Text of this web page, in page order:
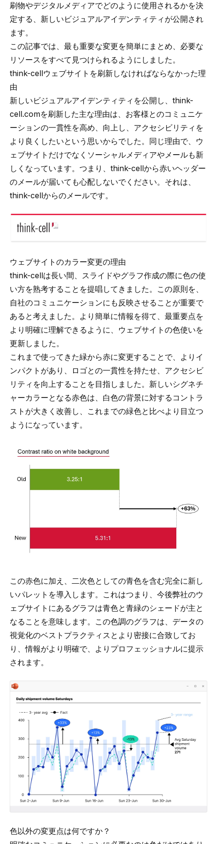
刷物やデジタルメディアでどのように使用されるかを決
定する、新しいビジュアルアイデンティティが公開され
ます。
この記事では、最も重要な変更を簡単にまとめ、必要な
リソースをすべて見つけられるようにしました。
think-cellウェブサイトを刷新しなければならなかった理
由
新しいビジュアルアイデンティティを公開し、think-
cell.comを刷新した主な理由は、お客様とのコミュニケ
ーションの一貫性を高め、向上し、アクセシビリティを
より良くしたいという思いからでした。同じ理由で、ウ
ェブサイトだけでなくソーシャルメディアやメールも新
しくなっています。つまり、think-cellから赤いヘッダー
のメールが届いても心配しないでください。それは、
think-cellからのメールです。
ウェブサイトのカラー変更の理由
think-cellは長い間、スライドやグラフ作成の際に色の使
い方を熟考することを提唱してきました。この原則を、
自社のコミュニケーションにも反映させることが重要で
あると考えました。より簡単に情報を得て、最重要点を
より明確に理解できるように、ウェブサイトの色使いを
更新しました。
これまで使ってきた緑から赤に変更することで、よりイ
ンパクトがあり、ロゴとの一貫性を持たせ、アクセシビ
リティを向上することを目指しました。新しいシグネチ
ャーカラーとなる赤色は、白色の背景に対するコントラ
ストが大きく改善し、これまでの緑色と比べより目立つ
ようになっています。
この赤色に加え、二次色としての青色を含む完全に新し
いパレットを導入します。これはつまり、今後弊社のウ
ェブサイトにあるグラフは青色と青緑のシェードが主と
なることを意味します。この色調のグラフは、データの
視覚化のベストプラクティスとより密接に合致してお
り、情報がより明確で、よりプロフェッショナルに提示
されます。
色以外の変更点は何ですか？